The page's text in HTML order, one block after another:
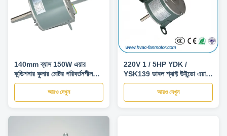
140mm ব্যাস 150W এয়ার
কন্ডিশনার কুলার মোটর পরিবর্তনশীল
ফ্রিকোয়েন্সি মোটর
আরও দেখুন
220V 1 / 5HP YDK /
YSK139 ডাবল শ্যাফ্ট উইন্ডো এয়ার
কন্ডিশনার ইউনিট ব্লোয়ার ফ্যান মোটর
আরও দেখুন